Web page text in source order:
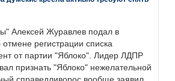
Алексей Журавлев подал в
регистрации списка
от партии "Яблоко". Лидер ЛДПР
признать "Яблоко" нежелательной